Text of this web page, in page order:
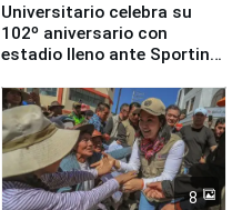
Universitario celebra su
102º aniversario con
estadio lleno ante Sporting
8